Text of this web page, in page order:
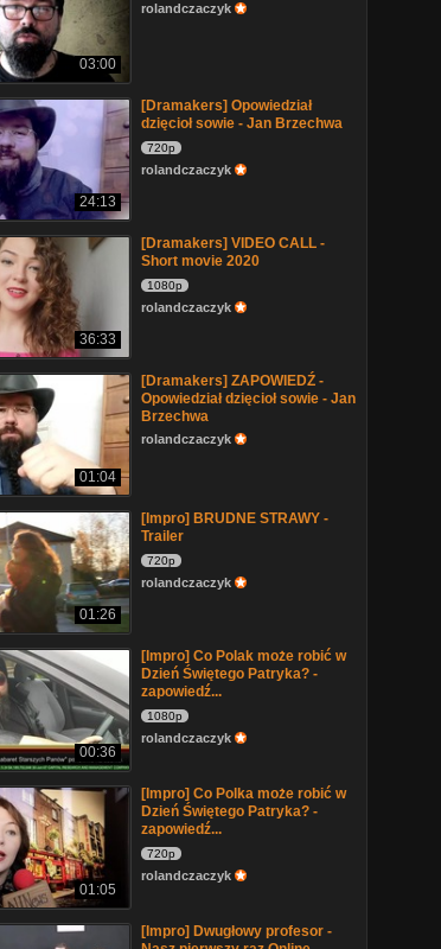
03:00
rolandczaczyk
24:13
[Dramakers] Opowiedział
dzięcioł sowie - Jan Brzechwa
720p
rolandczaczyk
36:33
[Dramakers] VIDEO CALL -
Short movie 2020
1080p
rolandczaczyk
01:04
[Dramakers] ZAPOWIEDŹ -
Opowiedział dzięcioł sowie - Jan
Brzechwa
rolandczaczyk
01:26
[Impro] BRUDNE STRAWY -
Trailer
720p
rolandczaczyk
00:36
[Impro] Co Polak może robić w
Dzień Świętego Patryka? -
zapowiedź...
1080p
rolandczaczyk
01:05
[Impro] Co Polka może robić w
Dzień Świętego Patryka? -
zapowiedź...
720p
rolandczaczyk
[Impro] Dwugłowy profesor -